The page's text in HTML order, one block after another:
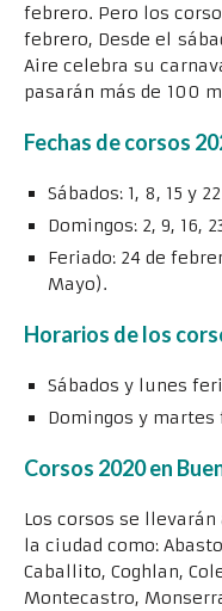
febrero. Pero los
febrero, Desde el
Aire celebra su
pasarán más de 100
Fechas de corsos
Sábados: 1, 8, 15 y
Domingos: 2, 9, 16,
Feriado: 24 de
Mayo).
Horarios de los
Sábados y lunes
Domingos y martes
Corsos 2020 en
Los corsos se
la ciudad como:
Caballito, Coghlan,
Montecastro,